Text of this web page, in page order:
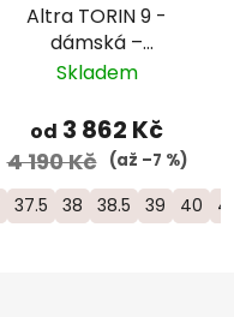
Altra TORIN 9 -
dámská –
černá/růžová/oranžová
Skladem
od 3 862 Kč
4 190 Kč (až –7 %)
37.5 38 38.5 39 40